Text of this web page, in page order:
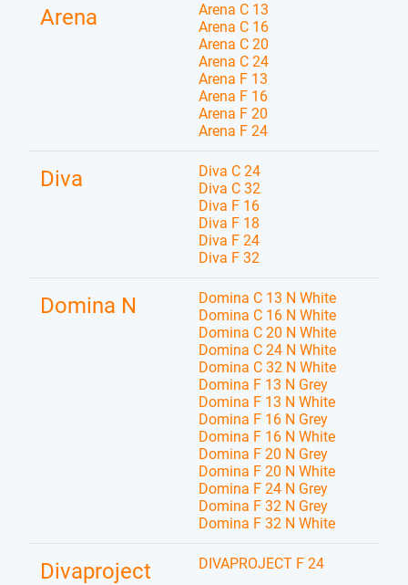
Arena
Arena C 13
Arena C 16
Arena C 20
Arena C 24
Arena F 13
Arena F 16
Arena F 20
Arena F 24
Diva
Diva C 24
Diva C 32
Diva F 16
Diva F 18
Diva F 24
Diva F 32
Domina N
Domina C 13 N White
Domina C 16 N White
Domina C 20 N White
Domina C 24 N White
Domina C 32 N White
Domina F 13 N Grey
Domina F 13 N White
Domina F 16 N Grey
Domina F 16 N White
Domina F 20 N Grey
Domina F 20 N White
Domina F 24 N Grey
Domina F 32 N Grey
Domina F 32 N White
Divaproject DIVAPROJECT F 24